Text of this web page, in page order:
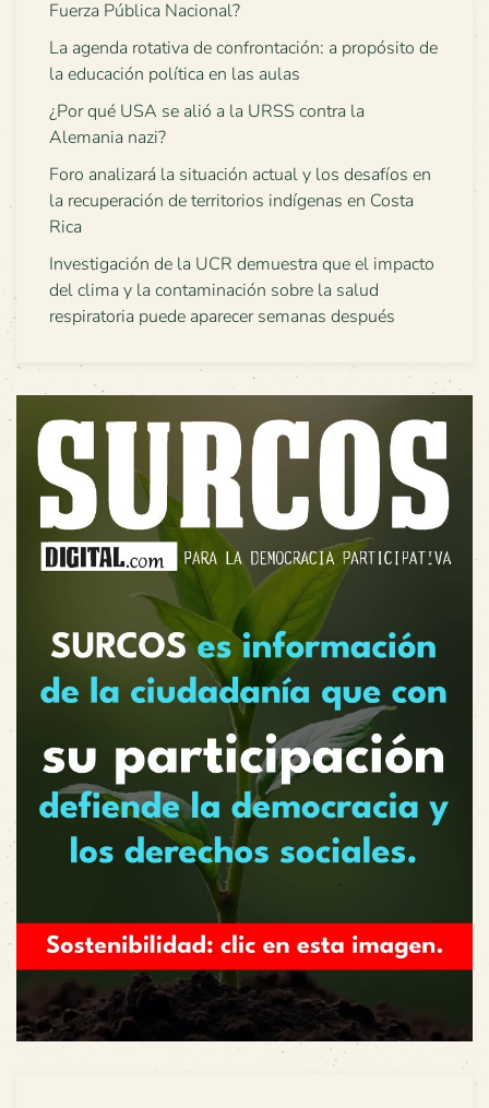
Fuerza Pública Nacional?
La agenda rotativa de confrontación: a propósito de
la educación política en las aulas
¿Por qué USA se alió a la URSS contra la
Alemania nazi?
Foro analizará la situación actual y los desafíos en
la recuperación de territorios indígenas en Costa
Rica
Investigación de la UCR demuestra que el impacto
del clima y la contaminación sobre la salud
respiratoria puede aparecer semanas después